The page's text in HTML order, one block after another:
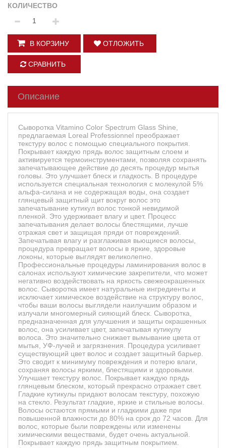
КОЛИЧЕСТВО
В КОРЗИНУ ОТЛОЖИТЬ
СРАВНИТЬ
Описание
Сыворотка Vitamino Color Spectrum Glass Shine,
предлагаемая Loreal Professionnel преображает
текстуру волос с помощью специального покрытия.
Покрывает каждую прядь волос защитным слоем и
активируется термоинструментами, позволяя сохранять
запечатывающее действие до десять процедур мытья
головы. Это улучшает блеск и гладкость. В процедуре
используется специальная технология с молекулой 5%
альфа-силана и не содержащая воды, она создает
глянцевый защитный щит вокруг волос это
запечатывание кутикул волос тонкой невидимой
пленкой. Это удерживает влагу и цвет. Процесс
запечатывания делает волосы блестящими, лучше
отражая свет и защищая пряди от повреждений.
Запечатывая влагу и разглаживая вьющиеся волосы,
процедура превращает волосы в яркие, здоровые
локоны, которые выглядят великолепно.
Профессиональные процедуры ламинирования волос в
салонах используют химические закрепители, что может
негативно воздействовать на яркость свежеокрашенных
волос. Сыворотка имеет натуральные ингредиенты и
исключает химическое воздействие на структуру волос,
чтобы ваши волосы выглядели наилучшим образом и
излучали многомерный сияющий блеск. Сыворотка,
предназначенная для улучшения и защиты окрашенных
волос, она усиливает цвет, запечатывая кутикулу
волоса. Это значительно снижает вымывание цвета от
мытья, УФ-лучей и загрязнения. Процедура усиливает
существующий цвет волос и создает защитный барьер.
Это сводит к минимуму повреждения и потерю влаги,
сохраняя волосы яркими, блестящими и здоровыми.
Улучшает текстуру волос. Покрывает каждую прядь
глянцевым блеском, который прекрасно отражает свет.
Гладкие кутикулы придают волосам текстуру, похожую
на стекло. Результат гладкие, яркие и стильные волосы.
Волосы остаются прямыми и гладкими даже при
повышенной влажности до 80% на срок до 72 часов. Для
волос, которые были повреждены или изменены
химическими веществами, будет очень актуальной.
Покрывает каждую прядь защитным покрытием.